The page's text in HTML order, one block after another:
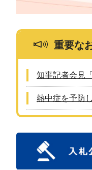
重要な
知事記者会見
熱中症を予防